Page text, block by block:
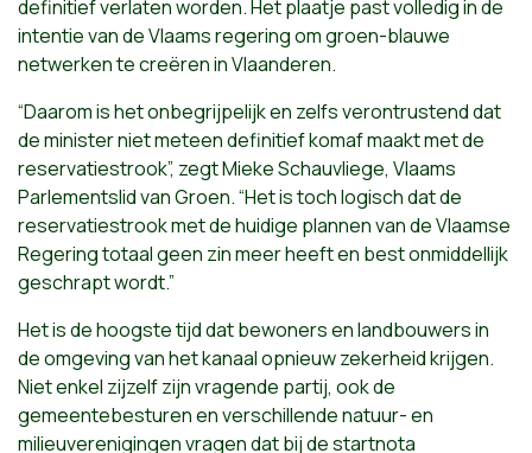
definitief verlaten worden. Het plaatje past volledig in de
intentie van de Vlaams regering om groen-blauwe
netwerken te creëren in Vlaanderen.
“Daarom is het onbegrijpelijk en zelfs verontrustend dat
de minister niet meteen definitief komaf maakt met de
reservatiestrook”, zegt Mieke Schauvliege, Vlaams
Parlementslid van Groen. “Het is toch logisch dat de
reservatiestrook met de huidige plannen van de Vlaamse
Regering totaal geen zin meer heeft en best onmiddellijk
geschrapt wordt.”
Het is de hoogste tijd dat bewoners en landbouwers in
de omgeving van het kanaal opnieuw zekerheid krijgen.
Niet enkel zijzelf zijn vragende partij, ook de
gemeentebesturen en verschillende natuur- en
milieuverenigingen vragen dat bij de startnota